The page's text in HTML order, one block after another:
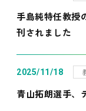
手島純特任教授
刊されました
2025/11/18
青山拓朗選手、